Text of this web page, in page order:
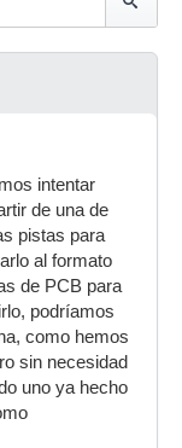
intentar
de una de
pistas para
al formato
de PCB para
podríamos
como hemos
sin necesidad
uno ya hecho